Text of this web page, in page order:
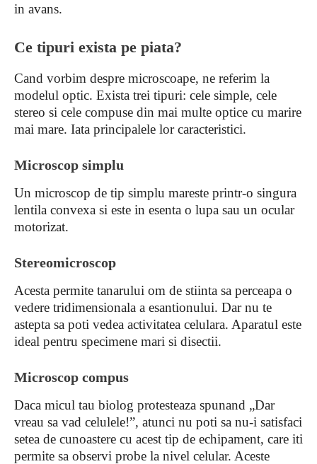
in avans.
Ce tipuri exista pe piata?
Cand vorbim despre microscoape, ne referim la
modelul optic. Exista trei tipuri: cele simple, cele
stereo si cele compuse din mai multe optice cu marire
mai mare. Iata principalele lor caracteristici.
Microscop simplu
Un microscop de tip simplu mareste printr-o singura
lentila convexa si este in esenta o lupa sau un ocular
motorizat.
Stereomicroscop
Acesta permite tanarului om de stiinta sa perceapa o
vedere tridimensionala a esantionului. Dar nu te
astepta sa poti vedea activitatea celulara. Aparatul este
ideal pentru specimene mari si disectii.
Microscop compus
Daca micul tau biolog protesteaza spunand „Dar
vreau sa vad celulele!”, atunci nu poti sa nu-i satisfaci
setea de cunoastere cu acest tip de echipament, care iti
permite sa observi probe la nivel celular. Aceste